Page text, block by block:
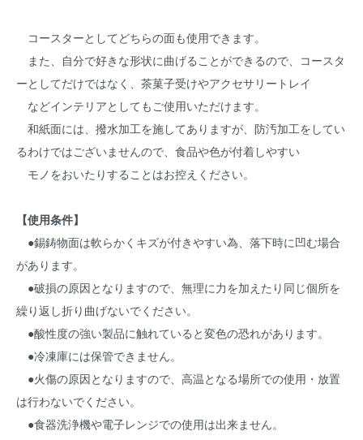
コースターとしてどちらの面も使用できます。
また、自分で好きな形状に曲げることができるので、コースタ
ーとしてだけではなく、茶菓子受けやアクセサリートレイ
などインテリアとしてもご使用いただけます。
和紙面には、撥水加工を施してありますが、防汚加工をしてい
るわけではございませんので、食品や色が付着しやすい
モノをおいたりすることはお控えください。
【使用条件】
●錫鋳物面は軟らかくキズが付きやすい為、落下時に凹む場合
があります。
●破損の原因となりますので、無理に力を加えたり同じ個所を
繰り返し折り曲げないでください。
●酸性度の強い製品に触れていると変色の恐れがあります。
●冷凍庫には保管できません。
●火傷の原因となりますので、高温となる場所での使用・放置
は行わないでください。
●食器洗浄機や電子レンジでの使用は出来ません。